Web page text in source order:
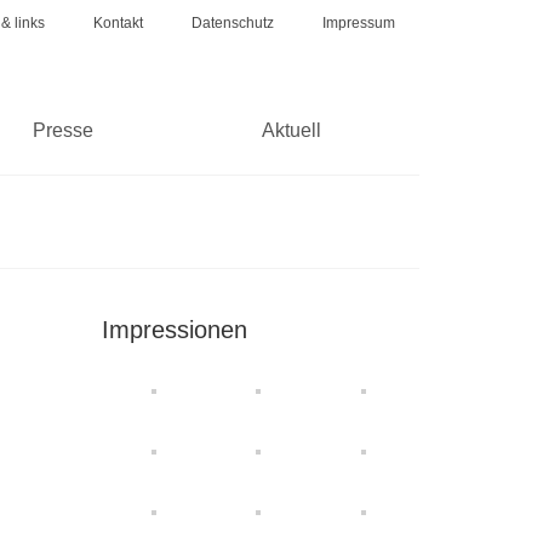
links Kontakt Datenschutz Impressum
Presse Aktuell
Impressionen